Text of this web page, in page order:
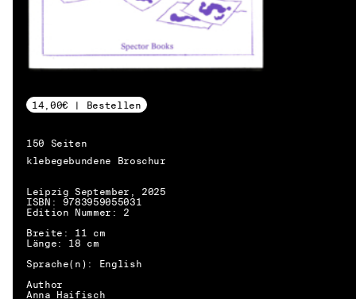
DE → EN
14,00€ | Bestellen
150 Seiten
klebegebundene Broschur
Leipzig September, 2025
ISBN: 9783959055031
Edition Nummer: 2
Breite: 11 cm
Länge: 18 cm
Sprache(n): English
Author
Anna Haifisch